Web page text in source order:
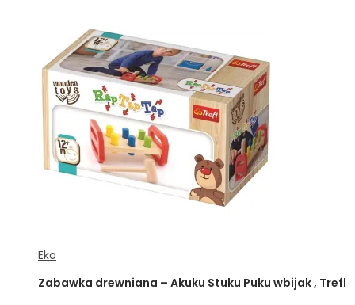
Eko
Zabawka drewniana – Akuku Stuku Puku wbijak , Trefl